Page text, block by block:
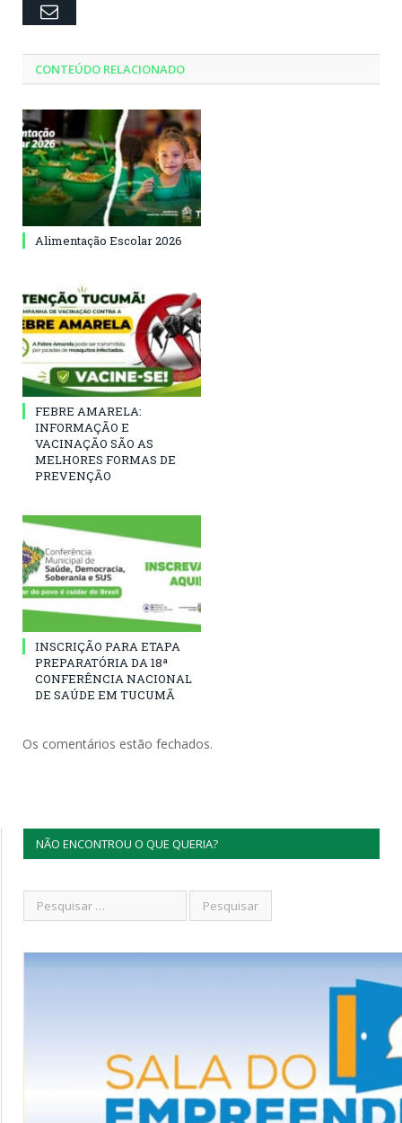
Email
CONTEÚDO RELACIONADO
Alimentação Escolar 2026
FEBRE AMARELA:
INFORMAÇÃO E
VACINAÇÃO SÃO AS
MELHORES FORMAS DE
PREVENÇÃO
INSCRIÇÃO PARA ETAPA
PREPARATÓRIA DA 18ª
CONFERÊNCIA NACIONAL
DE SAÚDE EM TUCUMÃ
Os comentários estão fechados.
NÃO ENCONTROU O QUE QUERIA?